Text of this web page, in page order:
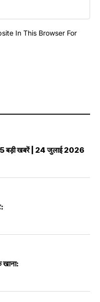
In This Browser For
खबरें | 24 जुलाई 2026
खाना: